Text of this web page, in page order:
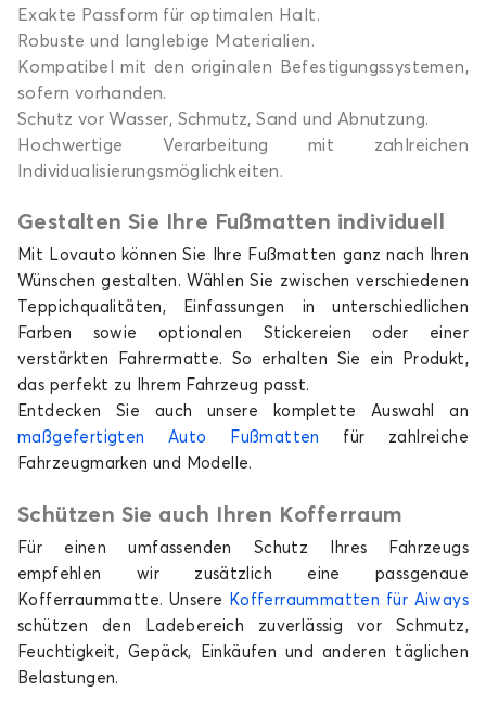
Exakte Passform für optimalen Halt.
Robuste und langlebige Materialien.
Kompatibel mit den originalen Befestigungssystemen,
sofern vorhanden.
Schutz vor Wasser, Schmutz, Sand und Abnutzung.
Hochwertige Verarbeitung mit zahlreichen
Individualisierungsmöglichkeiten.
Gestalten Sie Ihre Fußmatten individuell
Mit Lovauto können Sie Ihre Fußmatten ganz nach Ihren
Wünschen gestalten. Wählen Sie zwischen verschiedenen
Teppichqualitäten, Einfassungen in unterschiedlichen
Farben sowie optionalen Stickereien oder einer
verstärkten Fahrermatte. So erhalten Sie ein Produkt,
das perfekt zu Ihrem Fahrzeug passt.
Entdecken Sie auch unsere komplette Auswahl an
maßgefertigten Auto Fußmatten
für zahlreiche
Fahrzeugmarken und Modelle.
Schützen Sie auch Ihren Kofferraum
Für einen umfassenden Schutz Ihres Fahrzeugs
empfehlen wir zusätzlich eine passgenaue
Kofferraummatte. Unsere
Kofferraummatten für Aiways
schützen den Ladebereich zuverlässig vor Schmutz,
Feuchtigkeit, Gepäck, Einkäufen und anderen täglichen
Belastungen.